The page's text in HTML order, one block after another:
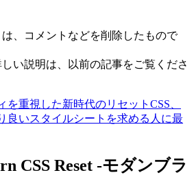
は、コメントなどを削除したもので
い説明は、以前の記事をご覧くださ
を重視した新時代のリセットCSS、
良いスタイルシートを求める人に最
CSS Reset -モダンブラ